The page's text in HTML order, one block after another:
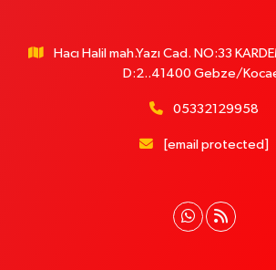
Hacı Halil mah.Yazı Cad. NO:33
D:2..41400 Gebze/
05332129958
[email protected]